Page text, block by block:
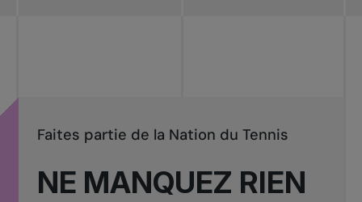
NE MANQUEZ RIEN
Faites partie de la Nation du Tennis